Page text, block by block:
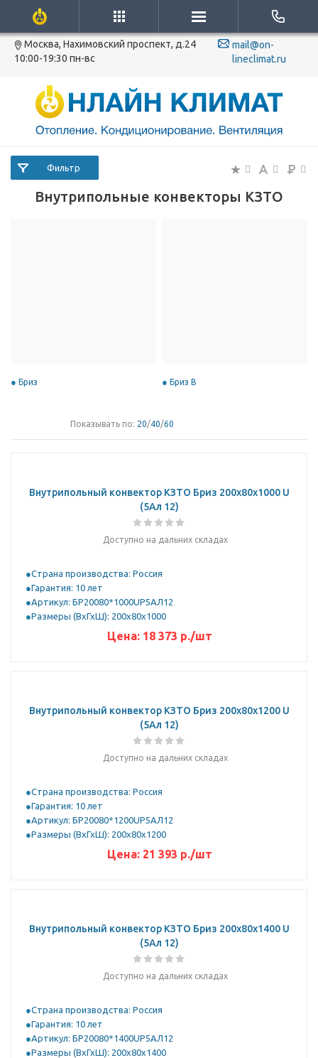
Москва, Нахимовский проспект, д.24
10:00-19:30 пн-вс
mail@on-
lineclimat.ru
Внутрипольные конвекторы КЗТО
Бриз Бриз В
Фильтр
Показывать по: 20/40/60
Внутрипольный конвектор КЗТО Бриз 200х80х1000 U
(5Ал 12)
Доступно на дальних складах
Страна производства: Россия
Гарантия: 10 лет
Артикул: БР20080*1000UР5АЛ12
Размеры (ВхГхШ): 200х80х1000
Цена: 18 373 р./шт
Внутрипольный конвектор КЗТО Бриз 200х80х1200 U
(5Ал 12)
Доступно на дальних складах
Страна производства: Россия
Гарантия: 10 лет
Артикул: БР20080*1200UР5АЛ12
Размеры (ВхГхШ): 200х80х1200
Цена: 21 393 р./шт
Внутрипольный конвектор КЗТО Бриз 200х80х1400 U
(5Ал 12)
Доступно на дальних складах
Страна производства: Россия
Гарантия: 10 лет
Артикул: БР20080*1400UР5АЛ12
Размеры (ВхГхШ): 200х80х1400